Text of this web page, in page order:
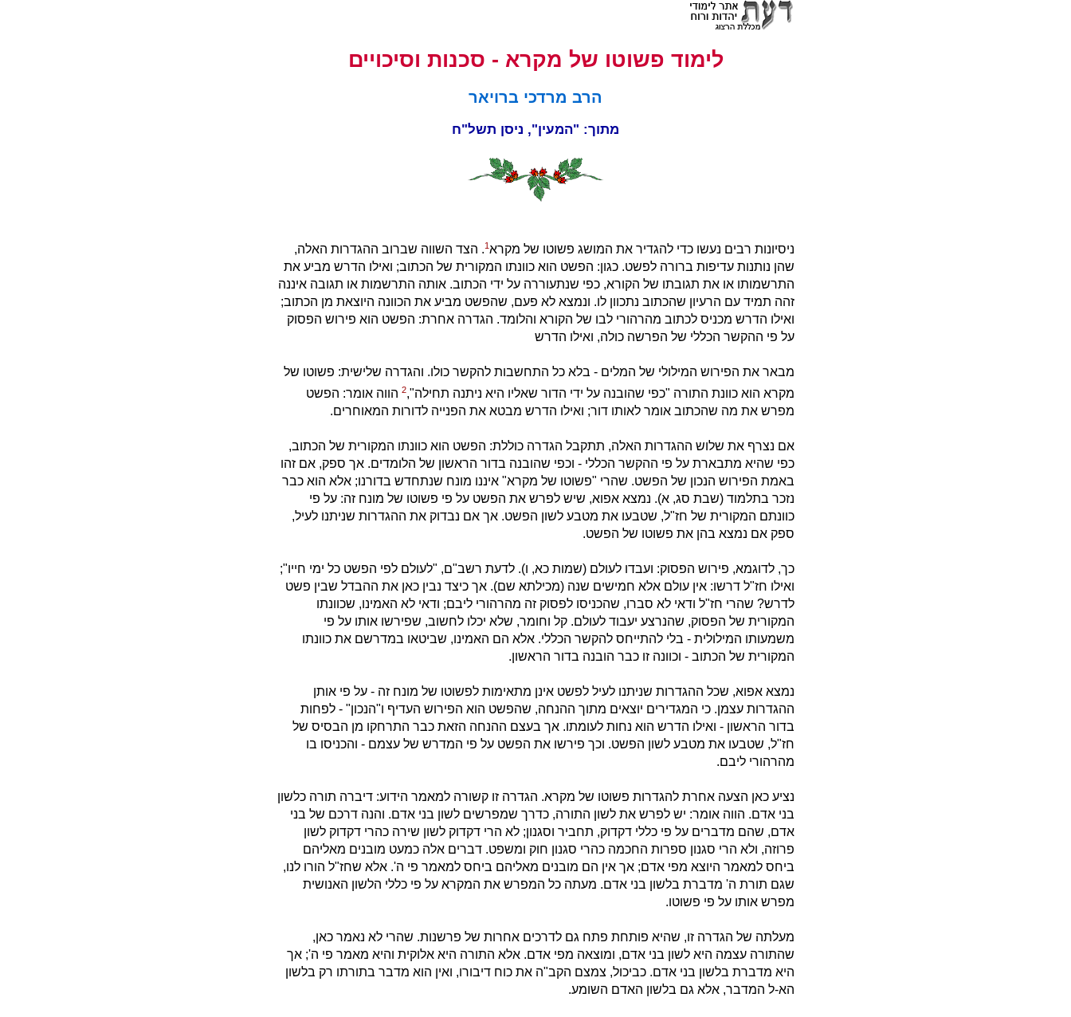
לימוד פשוטו של מקרא - סכנות וסיכויים
הרב מרדכי ברויאר
מתוך: "המעין", ניסן תשל"ח
ניסיונות רבים נעשו כדי להגדיר את המושג פשוטו של מקרא1. הצד השווה שברוב ההגדרות האלה,
שהן נותנות עדיפות ברורה לפשט. כגון: הפשט הוא כוונתו המקורית של הכתוב; ואילו הדרש מביע את
התרשמותו או את תגובתו של הקורא, כפי שנתעוררה על ידי הכתוב. אותה התרשמות או תגובה איננה
זהה תמיד עם הרעיון שהכתוב נתכוון לו. ונמצא לא פעם, שהפשט מביע את הכוונה היוצאת מן הכתוב;
ואילו הדרש מכניס לכתוב מהרהורי לבו של הקורא והלומד. הגדרה אחרת: הפשט הוא פירוש הפסוק
על פי ההקשר הכללי של הפרשה כולה, ואילו הדרש
מבאר את הפירוש המילולי של המלים - בלא כל התחשבות להקשר כולו. והגדרה שלישית: פשוטו של
מקרא הוא כוונת התורה "כפי שהובנה על ידי הדור שאליו היא ניתנה תחילה",2 הווה אומר: הפשט
מפרש את מה שהכתוב אומר לאותו דור; ואילו הדרש מבטא את הפנייה לדורות המאוחרים.
אם נצרף את שלוש ההגדרות האלה, תתקבל הגדרה כוללת: הפשט הוא כוונתו המקורית של הכתוב,
כפי שהיא מתבארת על פי ההקשר הכללי - וכפי שהובנה בדור הראשון של הלומדים. אך ספק, אם זהו
באמת הפירוש הנכון של הפשט. שהרי "פשוטו של מקרא" איננו מונח שנתחדש בדורנו; אלא הוא כבר
נזכר בתלמוד (שבת סג, א). נמצא אפוא, שיש לפרש את הפשט על פי פשוטו של מונח זה: על פי
כוונתם המקורית של חז"ל, שטבעו את מטבע לשון הפשט. אך אם נבדוק את ההגדרות שניתנו לעיל,
ספק אם נמצא בהן את פשוטו של הפשט.
כך, לדוגמא, פירוש הפסוק: ועבדו לעולם (שמות כא, ו). לדעת רשב"ם, "לעולם לפי הפשט כל ימי חייו";
ואילו חז"ל דרשו: אין עולם אלא חמישים שנה (מכילתא שם). אך כיצד נבין כאן את ההבדל שבין פשט
לדרש? שהרי חז"ל ודאי לא סברו, שהכניסו לפסוק זה מהרהורי ליבם; ודאי לא האמינו, שכוונתו
המקורית של הפסוק, שהנרצע יעבוד לעולם. קל וחומר, שלא יכלו לחשוב, שפירשו אותו על פי
משמעותו המילולית - בלי להתייחס להקשר הכללי. אלא הם האמינו, שביטאו במדרשם את כוונתו
המקורית של הכתוב - וכוונה זו כבר הובנה בדור הראשון.
נמצא אפוא, שכל ההגדרות שניתנו לעיל לפשט אינן מתאימות לפשוטו של מונח זה - על פי אותן
ההגדרות עצמן. כי המגדירים יוצאים מתוך ההנחה, שהפשט הוא הפירוש העדיף ו"הנכון" - לפחות
בדור הראשון - ואילו הדרש הוא נחות לעומתו. אך בעצם ההנחה הזאת כבר התרחקו מן הבסיס של
חז"ל, שטבעו את מטבע לשון הפשט. וכך פירשו את הפשט על פי המדרש של עצמם - והכניסו בו
מהרהורי ליבם.
נציע כאן הצעה אחרת להגדרות פשוטו של מקרא. הגדרה זו קשורה למאמר הידוע: דיברה תורה כלשון
בני אדם. הווה אומר: יש לפרש את לשון התורה, כדרך שמפרשים לשון בני אדם. והנה דרכם של בני
אדם, שהם מדברים על פי כללי דקדוק, תחביר וסגנון; לא הרי דקדוק לשון שירה כהרי דקדוק לשון
פרוזה, ולא הרי סגנון ספרות החכמה כהרי סגנון חוק ומשפט. דברים אלה כמעט מובנים מאליהם
ביחס למאמר היוצא מפי אדם; אך אין הם מובנים מאליהם ביחס למאמר פי ה'. אלא שחז"ל הורו לנו,
שגם תורת ה' מדברת בלשון בני אדם. מעתה כל המפרש את המקרא על פי כללי הלשון האנושית
מפרש אותו על פי פשוטו.
מעלתה של הגדרה זו, שהיא פותחת פתח גם לדרכים אחרות של פרשנות. שהרי לא נאמר כאן,
שהתורה עצמה היא לשון בני אדם, ומוצאה מפי אדם. אלא התורה היא אלוקית והיא מאמר פי ה'; אך
היא מדברת בלשון בני אדם. כביכול, צמצם הקב"ה את כוח דיבורו, ואין הוא מדבר בתורתו רק בלשון
הא-ל המדבר, אלא גם בלשון האדם השומע.